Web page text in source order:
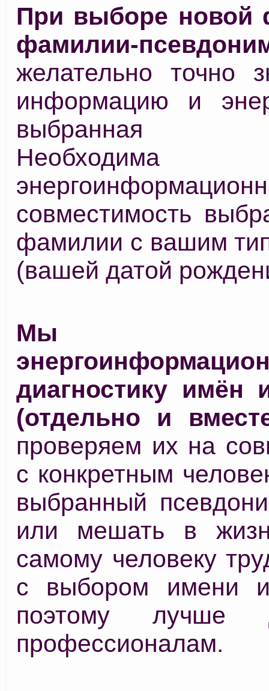
При выборе новой
фамилии-
желательно точно
информацию и
выбранная
Необходима
совместимость
фамилии с вашим
(вашей датой
Мы
диагностику имён
(отдельно и
проверяем их на
с конкретным
выбранный
или мешать в
самому человеку
с выбором имени
поэтому лучше
профессионалам.